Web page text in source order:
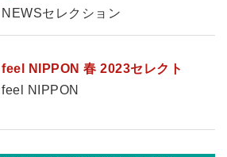
NEWSセレクション
feel NIPPON 春 2023セレクト
feel NIPPON